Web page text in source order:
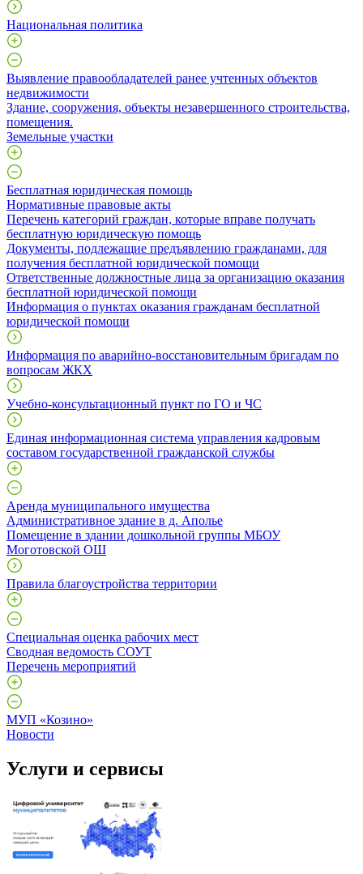
Национальная политика
Выявление правообладателей ранее учтенных объектов
недвижимости
​Здание, сооружения, объекты незавершенного строительства,
помещения.
Земельные участки
Бесплатная юридическая помощь
Нормативные правовые акты
Перечень категорий граждан, которые вправе получать
бесплатную юридическую помощь
Документы, подлежащие предъявлению гражданами, для
получения бесплатной юридической помощи
Ответственные должностные лица за организацию оказания
бесплатной юридической помощи
Информация о пунктах оказания гражданам бесплатной
юридической помощи
Информация по аварийно-восстановительным бригадам по
вопросам ЖКХ
Учебно-консультационный пункт по ГО и ЧС
Единая информационная система управления кадровым
составом государственной гражданской службы
Аренда муниципального имущества
Административное здание в д. Аполье
Помещение в здании дошкольной группы МБОУ
Моготовской ОШ
Правила благоустройства территории
Специальная оценка рабочих мест
Сводная ведомость СОУТ
Перечень мероприятий
МУП «Козино»
Новости
Услуги и сервисы